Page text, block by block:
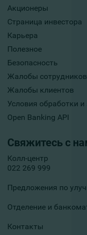
Акционеры
Страница инвестора
Карьера
Полезное
Безопасность
Жалобы сотрудников
Жалобы клиентов
Условия обработки
Open Banking API
Свяжитесь с
Колл-центр
022 269 999
Предложения по
Отделение и
Контакты